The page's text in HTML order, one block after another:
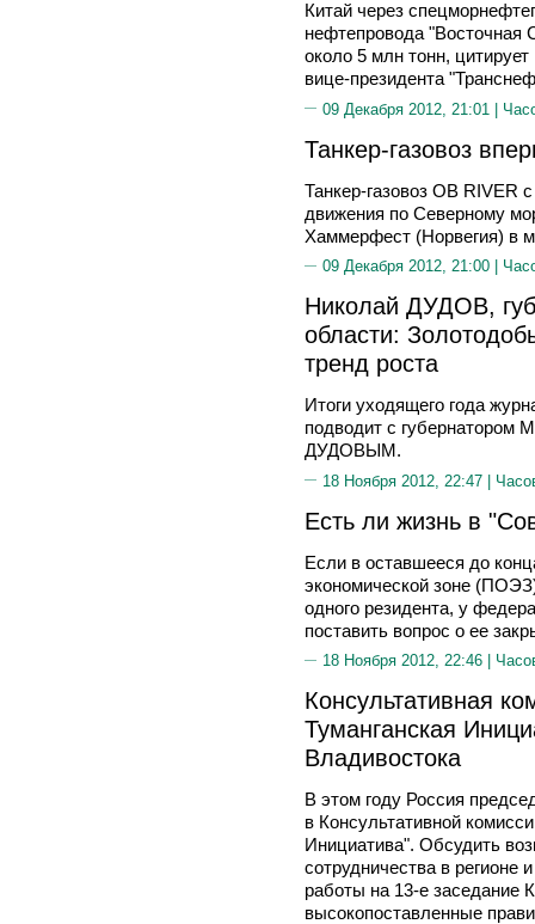
Китай через
нефтепровода "Восточная
около 5 млн тонн,
вице-президента
09 Декабря 2012, 21:01 |
Танкер-газовоз
Танкер-газовоз OB RIVER
движения по Северному
Хаммерфест (Норвегия) в
09 Декабря 2012, 21:00 |
Николай ДУДОВ,
области:
тренд роста
Итоги уходящего года
подводит с губернатором
ДУДОВЫМ.
18 Ноября 2012, 22:47 |
Есть ли жизнь в
Если в оставшееся до
экономической зоне
одного резидента, у
поставить вопрос о ее
18 Ноября 2012, 22:46 |
Консультативная
Туманганская
Владивостока
В этом году Россия
в Консультативной
Инициатива". Обсудить
сотрудничества в регионе
работы на 13-е заседание
высокопоставленные